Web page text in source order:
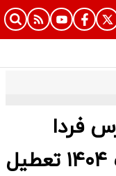
فردا
چهارشنبه ۱۷ اردیبهشت‌ ۱۴۰۴ تعطیل